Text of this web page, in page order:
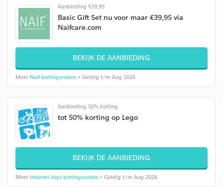
Aanbieding €39,95
Basic Gift Set nu voor maar €39,95 via
Naifcare.com
BEKIJK DE AANBIEDING
Meer Naif kortingscodes • Geldig t/m Aug 2026
Aanbieding 50% korting
tot 50% korting op Lego
BEKIJK DE AANBIEDING
Meer Internet-toys kortingscodes • Geldig t/m Aug 2026